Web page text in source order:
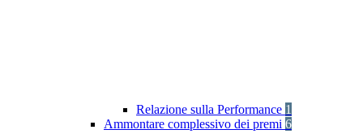
Relazione sulla Performance 1
Ammontare complessivo dei premi 6